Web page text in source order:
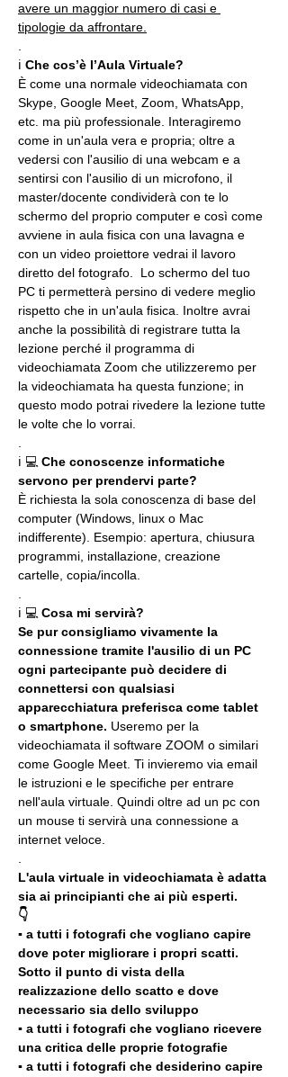
avere un maggior numero di casi e
tipologie da affrontare.
ℹ Che cos’è l’Aula Virtuale?
È come una normale videochiamata con
Skype, Google Meet, Zoom, WhatsApp,
etc. ma più professionale. Interagiremo
come in un'aula vera e propria; oltre a
vedersi con l'ausilio di una webcam e a
sentirsi con l'ausilio di un microfono, il
master/docente condividerà con te lo
schermo del proprio computer e così come
avviene in aula fisica con una lavagna e
con un video proiettore vedrai il lavoro
diretto del fotografo.  Lo schermo del tuo
PC ti permetterà persino di vedere meglio
rispetto che in un'aula fisica. Inoltre avrai
anche la possibilità di registrare tutta la
lezione perché il programma di
videochiamata Zoom che utilizzeremo per
la videochiamata ha questa funzione; in
questo modo potrai rivedere la lezione tutte
le volte che lo vorrai.
ℹ 💻 Che conoscenze informatiche
servono per prendervi parte?
È richiesta la sola conoscenza di base del
computer (Windows, linux o Mac
indifferente). Esempio: apertura, chiusura
programmi, installazione, creazione
cartelle, copia/incolla.
ℹ 💻 Cosa mi servirà?
Se pur consigliamo vivamente la
connessione tramite l'ausilio di un PC
ogni partecipante può decidere di
connettersi con qualsiasi
apparecchiatura preferisca come tablet
o smartphone. Useremo per la
videochiamata il software ZOOM o similari
come Google Meet. Ti invieremo via email
le istruzioni e le specifiche per entrare
nell'aula virtuale. Quindi oltre ad un pc con
un mouse ti servirà una connessione a
internet veloce.
L'aula virtuale in videochiamata è adatta
sia ai principianti che ai più esperti.
👇
▪️ a tutti i fotografi che vogliano capire
dove poter migliorare i propri scatti.
Sotto il punto di vista della
realizzazione dello scatto e dove
necessario sia dello sviluppo
▪️ a tutti i fotografi che vogliano ricevere
una critica delle proprie fotografie
▪️ a tutti i fotografi che desiderino capire